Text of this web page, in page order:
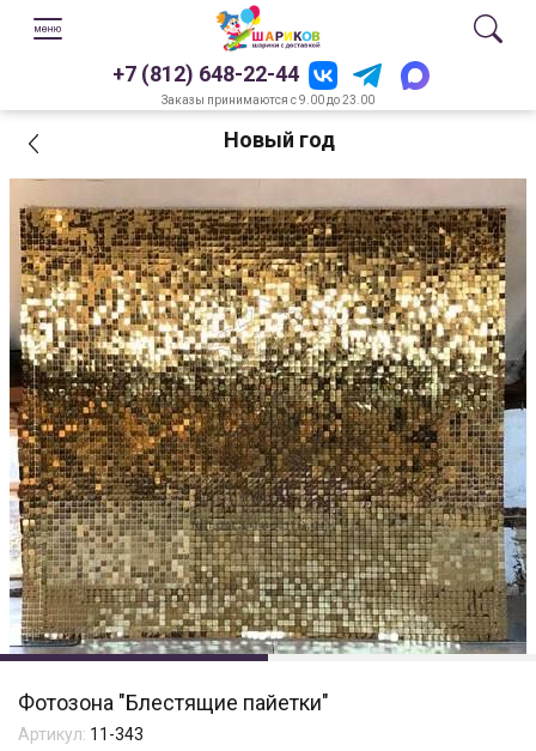
+7 (812) 648-22-44
Заказы принимаются с 9.00 до 23.00
Новый год
Фотозона "Блестящие пайетки"
Артикул: 11-343